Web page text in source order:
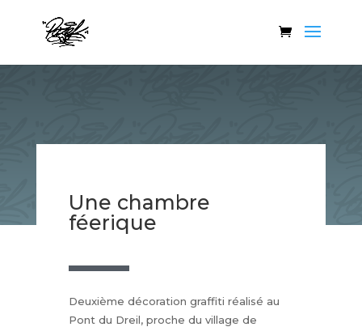
Une chambre
féerique
Deuxième décoration graffiti réalisé au
Pont du Dreil, proche du village de